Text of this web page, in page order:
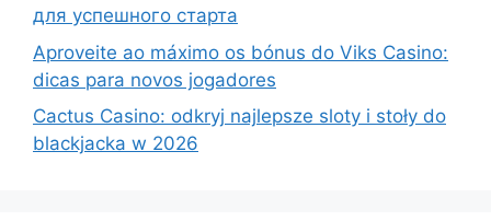
для успешного старта
Aproveite ao máximo os bónus do Viks Casino:
dicas para novos jogadores
Cactus Casino: odkryj najlepsze sloty i stoły do
blackjacka w 2026